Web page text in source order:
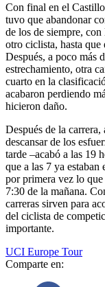
Con final en el
tuvo que abandonar
de los de siempre,
otro ciclista, hasta
Después, a poco más
estrechamiento, otra
cuarto en la
acabaron perdiendo
hicieron daño.
Después de la
descansar de los
tarde –acabó a las 19
que a las 7 ya
por primera vez lo que
7:30 de la mañana.
carreras sirven para
del ciclista de
importante.
UCI Europe Tour
Comparte en: